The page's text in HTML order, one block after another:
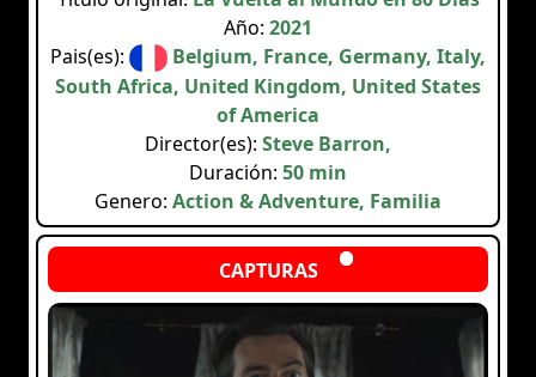
Año: 2021
Pais(es):
Belgium, France, Germany, Italy,
South Africa, United Kingdom, United States
of America
Director(es): Steve Barron,
Duración: 50 min
Genero: Action & Adventure, Familia